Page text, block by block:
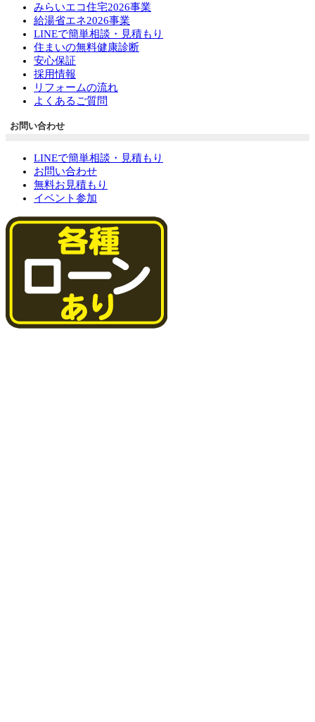
みらいエコ住宅2026事業
給湯省エネ2026事業
LINEで簡単相談・見積もり
住まいの無料健康診断
安心保証
採用情報
リフォームの流れ
よくあるご質問
お問い合わせ
LINEで簡単相談・見積もり
お問い合わせ
無料お見積もり
イベント参加